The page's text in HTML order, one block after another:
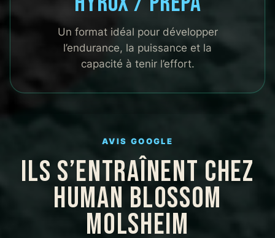
Un format idéal pour développer
l’endurance, la puissance et la
capacité à tenir l’effort.
AVIS GOOGLE
ILS S’ENTRAÎNENT CHEZ
HUMAN BLOSSOM
MOLSHEIM